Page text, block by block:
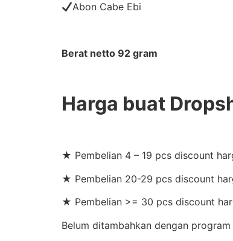
Abon Cabe Ebi
Berat netto 92 gram
Harga buat
★ Pembelian 4 – 19 pcs discount
★ Pembelian 20-29 pcs discount
★ Pembelian >= 30 pcs discount
Belum ditambahkan dengan